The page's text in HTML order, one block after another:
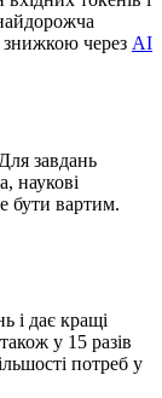
знижкою через AI
завдань
наукові
бути вартим.
і дає кращі
у 15 разів
потреб у